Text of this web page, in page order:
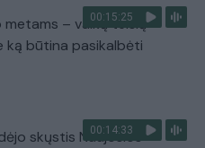
00:15:25
metams – vaikų teisių
ką būtina pasikalbėti
00:14:33
skųstis Naujosios